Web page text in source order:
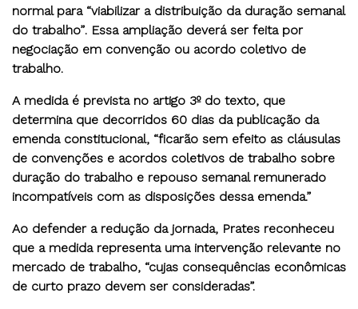
normal para “viabilizar a distribuição da duração semanal
do trabalho”. Essa ampliação deverá ser feita por
negociação em convenção ou acordo coletivo de
trabalho.
A medida é prevista no artigo 3º do texto, que
determina que decorridos 60 dias da publicação da
emenda constitucional, “ficarão sem efeito as cláusulas
de convenções e acordos coletivos de trabalho sobre
duração do trabalho e repouso semanal remunerado
incompatíveis com as disposições dessa emenda.”
Ao defender a redução da jornada, Prates reconheceu
que a medida representa uma intervenção relevante no
mercado de trabalho, “cujas consequências econômicas
de curto prazo devem ser consideradas”.